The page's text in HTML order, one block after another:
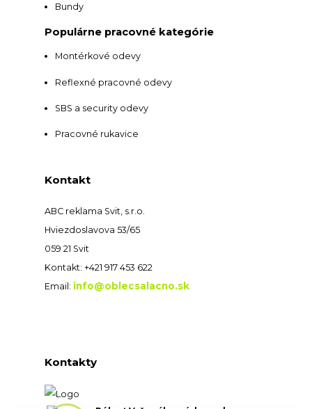
Bundy
Populárne pracovné kategórie
Montérkové odevy
Reflexné pracovné odevy
SBS a security odevy
Pracovné rukavice
Kontakt
ABC reklama Svit, s.r.o.
Hviezdoslavova 53/65
059 21 Svit
Kontakt: +421 917 453 622
Email: info@oblecsalacno.sk
Kontakty